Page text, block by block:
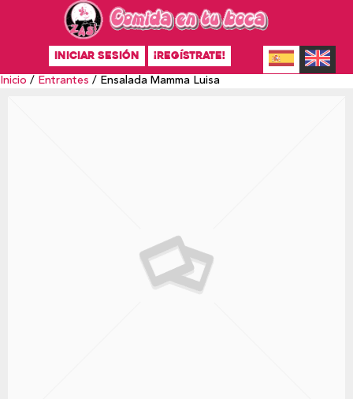
INICIAR SESIÓN ¡REGÍSTRATE!
Inicio / Entrantes / Ensalada Mamma Luisa